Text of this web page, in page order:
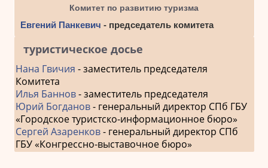
Комитет по развитию туризма
Евгений Панкевич - председатель комитета
туристическое досье
Нана Гвичия - заместитель председателя
Комитета
Илья Баннов- заместитель председателя
Юрий Богданов- генеральный директор СПб ГБУ
«Городское туристско-информационное бюро»
Сергей Азаренков- генеральный директор СПб
ГБУ «Конгрессно-выставочное бюро»